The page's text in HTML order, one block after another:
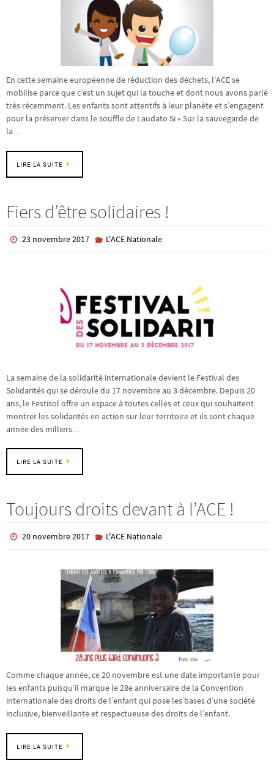
En cette semaine européenne de réduction des déchets, l’ACE se
mobilise parce que c’est un sujet qui la touche et dont nous avons parlé
très récemment. Les enfants sont attentifs à leur planète et s’engagent
pour la préserver dans le souffle de Laudato Si « Sur la sauvegarde de
la…
LIRE LA SUITE
Fiers d’être solidaires !
23 novembre 2017 L'ACE Nationale
La semaine de la solidarité internationale devient le Festival des
Solidarités qui se déroule du 17 novembre au 3 décembre. Depuis 20
ans, le Festisol offre un espace à toutes celles et ceux qui souhaitent
montrer les solidarités en action sur leur territoire et ils sont chaque
année des milliers…
LIRE LA SUITE
Toujours droits devant à l’ACE !
20 novembre 2017 L'ACE Nationale
Comme chaque année, ce 20 novembre est une date importante pour
les enfants puisqu’il marque le 28e anniversaire de la Convention
internationale des droits de l’enfant qui pose les bases d’une société
inclusive, bienveillante et respectueuse des droits de l’enfant.
LIRE LA SUITE